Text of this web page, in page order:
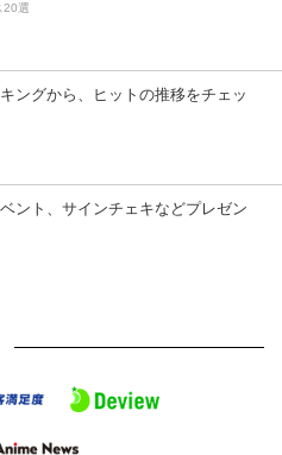
20選
ングから、ヒットの推移をチェッ
ント、サインチェキなどプレゼン